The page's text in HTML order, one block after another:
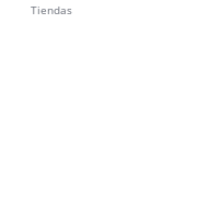
Tiendas